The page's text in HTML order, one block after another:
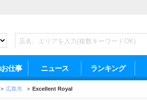
仕事 ニュース ランキング
> 広島市 > Excellent Royal